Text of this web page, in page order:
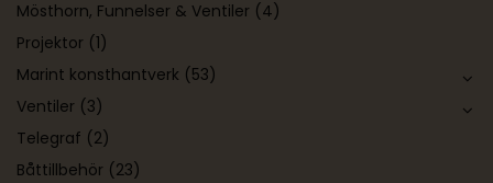
Mösthorn, Funnelser & Ventiler (4)
Projektor (1)
Marint konsthantverk (53)
Ventiler (3)
Telegraf (2)
Båttillbehör (23)